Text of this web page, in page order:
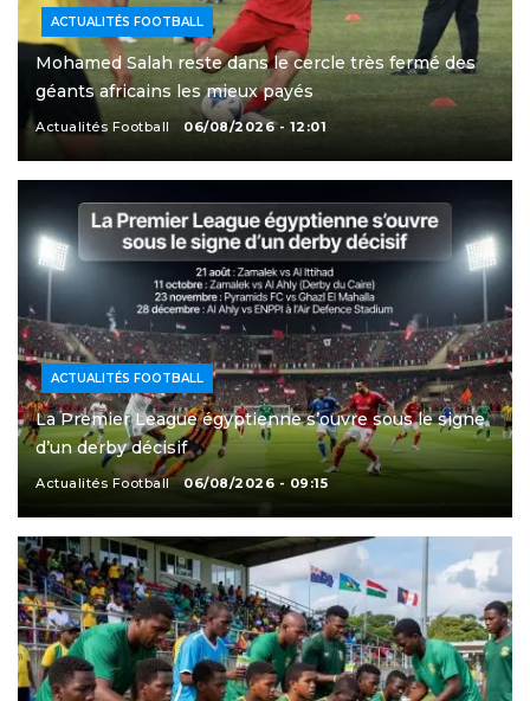
ACTUALITÉS FOOTBALL
Mohamed Salah reste dans le cercle très fermé des
géants africains les mieux payés
Actualités Football 06/08/2026 - 12:01
ACTUALITÉS FOOTBALL
La Premier League égyptienne s’ouvre sous le signe
d’un derby décisif
Actualités Football 06/08/2026 - 09:15